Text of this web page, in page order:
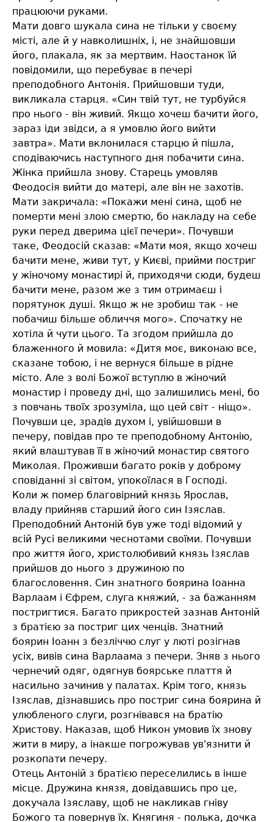
працюючи руками.
Мати довго шукала сина не тільки у своєму
місті, але й у навколишніх, і, не знайшовши
його, плакала, як за мертвим. Наостанок їй
повідомили, що перебуває в печері
преподобного Антонія. Прийшовши туди,
викликала старця. «Син твій тут, не турбуйся
про нього - він живий. Якщо хочеш бачити його,
зараз іди звідси, а я умовлю його вийти
завтра». Мати вклонилася старцю й пішла,
сподіваючись наступного дня побачити сина.
Жінка прийшла знову. Старець умовляв
Феодосія вийти до матері, але він не захотів.
Мати закричала: «Покажи мені сина, щоб не
померти мені злою смертю, бо накладу на себе
руки перед дверима цієї печери». Почувши
таке, Феодосій сказав: «Мати моя, якщо хочеш
бачити мене, живи тут, у Києві, прийми постриг
у жіночому монастирі й, приходячи сюди, будеш
бачити мене, разом же з тим отримаєш і
порятунок душі. Якщо ж не зробиш так - не
побачиш більше обличчя мого». Спочатку не
хотіла й чути цього. Та згодом прийшла до
блаженного й мовила: «Дитя моє, виконаю все,
сказане тобою, і не вернуся більше в рідне
місто. Але з волі Божої вступлю в жіночий
монастир і проведу дні, що залишились мені, бо
з повчань твоїх зрозуміла, що цей світ - ніщо».
Почувши це, зрадів духом і, увійшовши в
печеру, повідав про те преподобному Антонію,
який влаштував її в жіночий монастир святого
Миколая. Проживши багато років у доброму
сповіданні зі світом, упокоїлася в Господі.
Коли ж помер благовірний князь Ярослав,
владу прийняв старший його син Ізяслав.
Преподобний Антоній був уже тоді відомий у
всій Русі великими чеснотами своїми. Почувши
про життя його, христолюбивий князь Ізяслав
прийшов до нього з дружиною по
благословення. Син знатного боярина Іоанна
Варлаам і Єфрем, слуга княжий, - за бажанням
постригтися. Багато прикростей зазнав Антоній
з братією за постриг цих ченців. Знатний
боярин Іоанн з безліччю слуг у люті розігнав
усіх, вивів сина Варлаама з печери. Зняв з нього
чернечий одяг, одягнув боярське плаття й
насильно зачинив у палатах. Крім того, князь
Ізяслав, дізнавшись про постриг сина боярина й
улюбленого слуги, розгнівався на братію
Христову. Наказав, щоб Никон умовив їх знову
жити в миру, а інакше погрожував ув'язнити й
розкопати печеру.
Отець Антоній з братією переселились в інше
місце. Дружина князя, довідавшись про це,
докучала Ізяславу, щоб не накликав гніву
Божого та повернув їх. Княгиня - полька, дочка